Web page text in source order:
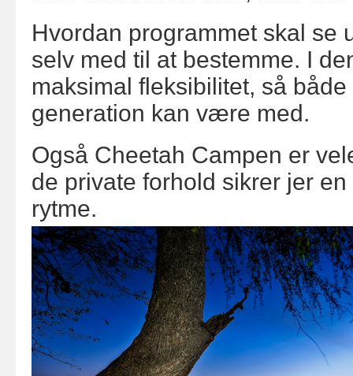
Hvordan programmet skal se
selv med til at bestemme. I
maksimal fleksibilitet, så
generation kan være med.
Også Cheetah Campen er
de private forhold sikrer jer
rytme.